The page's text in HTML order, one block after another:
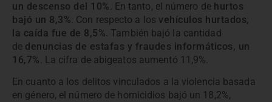
un descenso del 10% . En tanto, el número de hurtos
bajó un 8,3%. Con respecto a los vehículos hurtados,
la caída fue de 8,5%. También bajó la cantidad
de denuncias de estafas y fraudes informáticos, un
16,7% . La cifra de abigeatos aumentó 11,9%.
En cuanto a los delitos vinculados a la violencia basada
en género, el número de homicidios bajó un 18,2%,